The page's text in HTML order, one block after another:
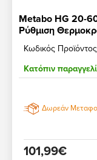
Metabo HG 20-
Ρύθμιση
Κωδικός
Κατόπιν
Δωρεάν
101,99€